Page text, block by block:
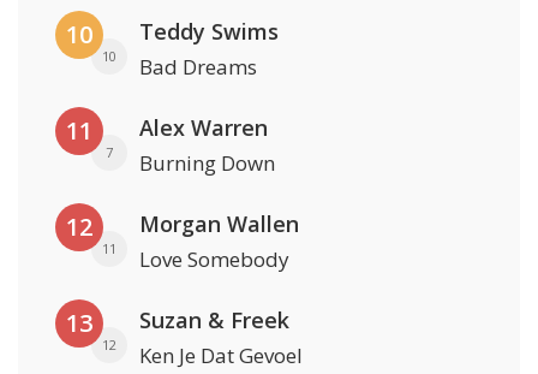
10
10
Teddy Swims
Bad Dreams
11
7
Alex Warren
Burning Down
12
11
Morgan Wallen
Love Somebody
13
12
Suzan & Freek
Ken Je Dat Gevoel